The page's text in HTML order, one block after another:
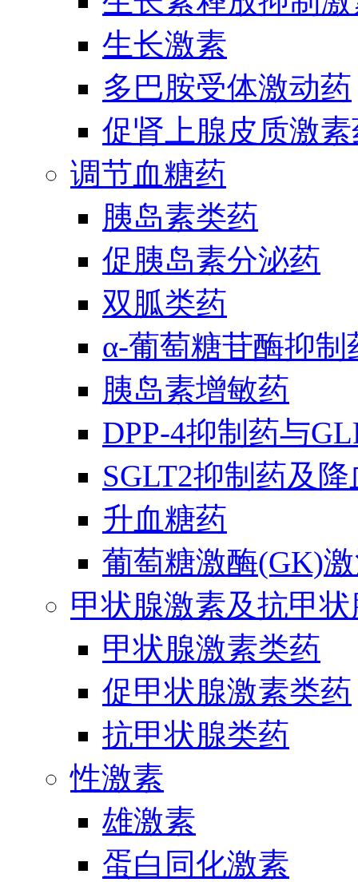
生长激素
多巴胺受体激动药
促肾上腺皮质激
调节血糖药
胰岛素类药
促胰岛素分泌药
双胍类药
α-葡萄糖苷酶抑制
胰岛素增敏药
DPP-4抑制药与
SGLT2抑制药及
升血糖药
葡萄糖激酶(GK)
甲状腺激素及抗甲
甲状腺激素类药
促甲状腺激素类药
抗甲状腺类药
性激素
雄激素
蛋白同化激素